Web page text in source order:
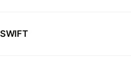
SWIFT